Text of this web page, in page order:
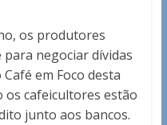
os produtores
negociar dívidas
em Foco desta
os cafeicultores estão
junto aos bancos.